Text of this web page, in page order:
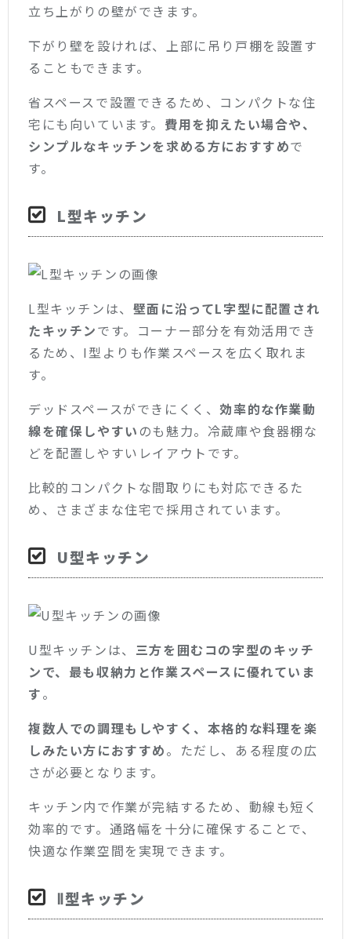
立ち上がりの壁ができます。
下がり壁を設ければ、上部に吊り戸棚を設置す
ることもできます。
省スペースで設置できるため、コンパクトな住
宅にも向いています。 費用を抑えたい場合や、
シンプルなキッチンを求める方におすすめで
す。
L型キッチン
L型キッチンは、 壁面に沿ってL字型に配置され
たキッチンです。コーナー部分を有効活用でき
るため、I型よりも作業スペースを広く取れま
す。
デッドスペースができにくく、効率的な作業動
線を確保しやすい のも魅力。冷蔵庫や食器棚な
どを配置しやすいレイアウトです。
比較的コンパクトな間取りにも対応できるた
め、さまざまな住宅で採用されています。
U型キッチン
U型キッチンは、 三方を囲むコの字型のキッチ
ンで、最も収納力と作業スペースに優れていま
す。
複数人での調理もしやすく、本格的な料理を楽
しみたい方におすすめ。ただし、ある程度の広
さが必要となります。
キッチン内で作業が完結するため、動線も短く
効率的です。通路幅を十分に確保することで、
快適な作業空間を実現できます。
Ⅱ型キッチン